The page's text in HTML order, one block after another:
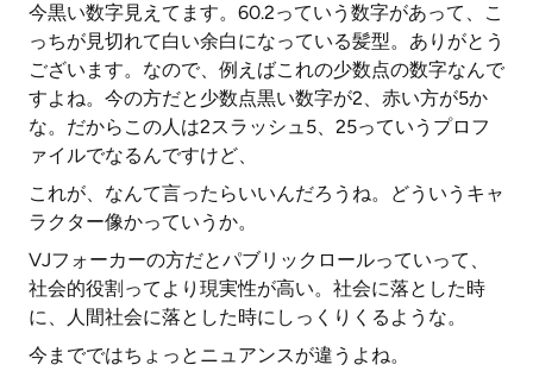
今黒い数字見えてます。60.2っていう数字があって、こ
っちが見切れて白い余白になっている髪型。ありがとう
ございます。なので、例えばこれの少数点の数字なんで
すよね。今の方だと少数点黒い数字が2、赤い方が5か
な。だからこの人は2スラッシュ5、25っていうプロフ
ァイルでなるんですけど、
これが、なんて言ったらいいんだろうね。どういうキャ
ラクター像かっていうか。
VJフォーカーの方だとパブリックロールっていって、
社会的役割ってより現実性が高い。社会に落とした時
に、人間社会に落とした時にしっくりくるような。
今までではちょっとニュアンスが違うよね。